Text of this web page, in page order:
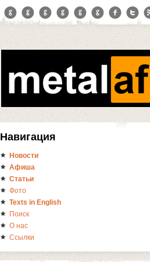
Навигация
Новости
Афиша
Статьи
Фото
Texts in English
Поиск
О нас
Ссылки